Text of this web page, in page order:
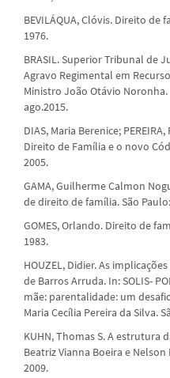
BEVILÁQUA, Clóvis. Direito de
1976.
BRASIL. Superior Tribunal de
Agravo Regimental em
Ministro João Otávio Noronha.
ago.2015.
DIAS, Maria Berenice;
Direito de Família e o novo
2005.
GAMA, Guilherme Calmon
de direito de família. São
GOMES, Orlando. Direito de
1983.
HOUZEL, Didier. As
de Barros Arruda. In: SOLIS-
mãe: parentalidade: um
Maria Cecília Pereira da Silva.
KUHN, Thomas S. A estrutura
Beatriz Vianna Boeira e
2009.